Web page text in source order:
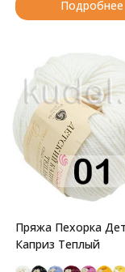
Подробнее
Пряжа Пехорка
Каприз Теплый